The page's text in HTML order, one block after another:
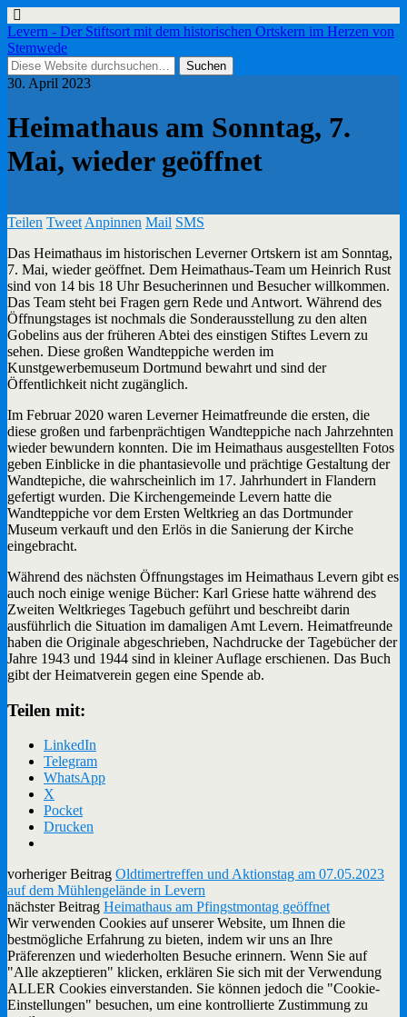
Levern - Der Stiftsort mit dem historischen Ortskern im Herzen von
Stemwede
30. April 2023
Heimathaus am Sonntag, 7.
Mai, wieder geöffnet
Teilen Tweet Anpinnen Mail SMS
Das Heimathaus im historischen Leverner Ortskern ist am Sonntag,
7. Mai, wieder geöffnet. Dem Heimathaus-Team um Heinrich Rust
sind von 14 bis 18 Uhr Besucherinnen und Besucher willkommen.
Das Team steht bei Fragen gern Rede und Antwort. Während des
Öffnungstages ist nochmals die Sonderausstellung zu den alten
Gobelins aus der früheren Abtei des einstigen Stiftes Levern zu
sehen. Diese großen Wandteppiche werden im
Kunstgewerbemuseum Dortmund bewahrt und sind der
Öffentlichkeit nicht zugänglich.
Im Februar 2020 waren Leverner Heimatfreunde die ersten, die
diese großen und farbenprächtigen Wandteppiche nach Jahrzehnten
wieder bewundern konnten. Die im Heimathaus ausgestellten Fotos
geben Einblicke in die phantasievolle und prächtige Gestaltung der
Wandtepiche, die wahrscheinlich im 17. Jahrhundert in Flandern
gefertigt wurden. Die Kirchengemeinde Levern hatte die
Wandteppiche vor dem Ersten Weltkrieg an das Dortmunder
Museum verkauft und den Erlös in die Sanierung der Kirche
eingebracht.
Während des nächsten Öffnungstages im Heimathaus Levern gibt es
auch noch einige wenige Bücher: Karl Griese hatte während des
Zweiten Weltkrieges Tagebuch geführt und beschreibt darin
ausführlich die Situation im damaligen Amt Levern. Heimatfreunde
haben die Originale abgeschrieben, Nachdrucke der Tagebücher der
Jahre 1943 und 1944 sind in kleiner Auflage erschienen. Das Buch
gibt der Heimatverein gegen eine Spende ab.
Teilen mit:
LinkedIn
Telegram
WhatsApp
X
Pocket
Drucken
vorheriger Beitrag Oldtimertreffen und Aktionstag am 07.05.2023
auf dem Mühlengelände in Levern
nächster Beitrag Heimathaus am Pfingstmontag geöffnet
Wir verwenden Cookies auf unserer Website, um Ihnen die
bestmögliche Erfahrung zu bieten, indem wir uns an Ihre
Präferenzen und wiederholten Besuche erinnern. Wenn Sie auf
"Alle akzeptieren" klicken, erklären Sie sich mit der Verwendung
ALLER Cookies einverstanden. Sie können jedoch die "Cookie-
Einstellungen" besuchen, um eine kontrollierte Zustimmung zu